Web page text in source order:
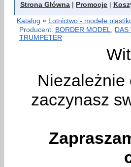
Strona Główna | Promocje |
Katalog » Lotnictwo - modele
Producent: BORDER MODEL DAS
TRUMPETER
Niezależnie
zaczynasz